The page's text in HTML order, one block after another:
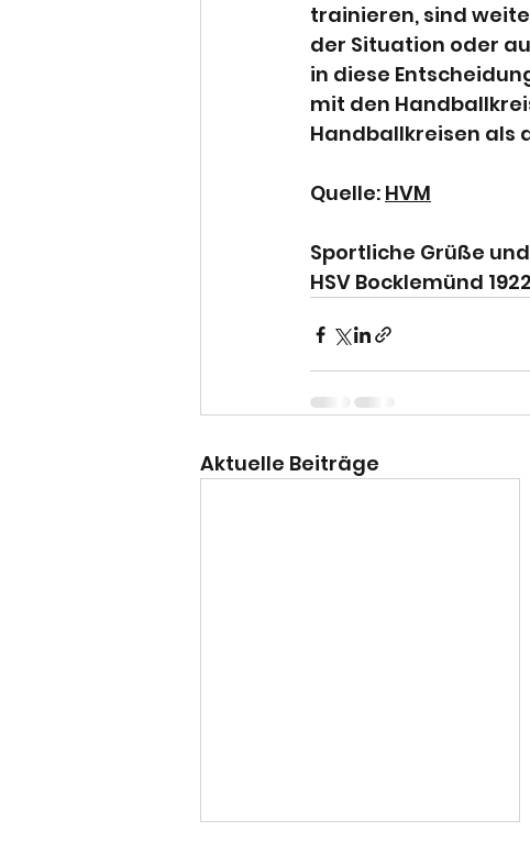
trainieren, sind
der Situation oder
in diese
mit den
Handballkreisen als
Quelle: HVM
Sportliche Grüße
HSV Bocklemünd
Aktuelle Beiträge